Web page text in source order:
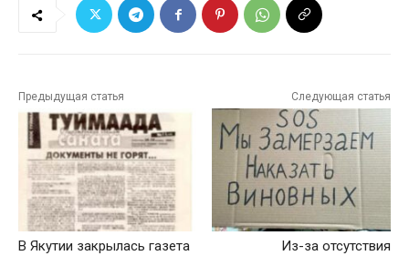
Предыдущая статья
В Якутии закрылась газета
Следующая статья
Из-за отсутствия